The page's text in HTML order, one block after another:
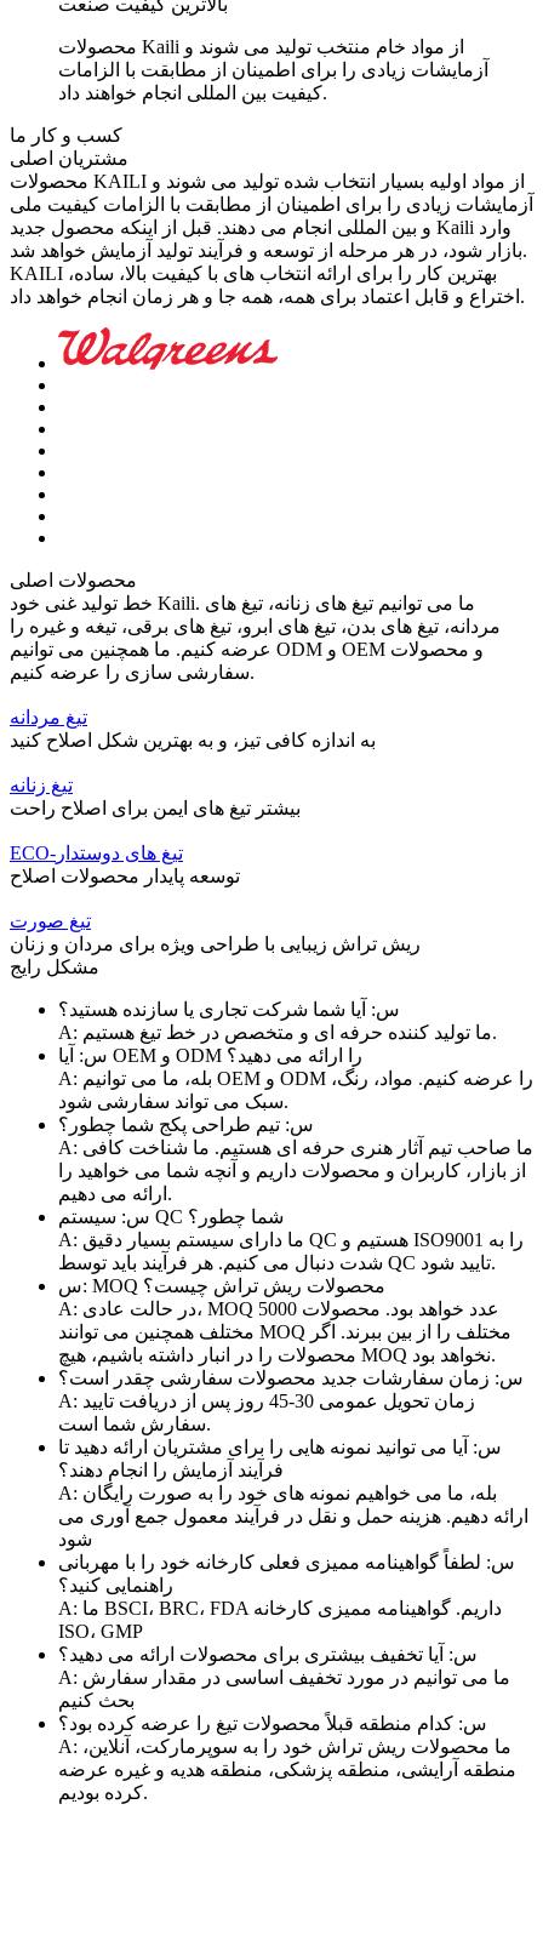
بالاترین کیفیت صنعت
محصولات Kaili از مواد خام منتخب تولید می شوند و
آزمایشات زیادی را برای اطمینان از مطابقت با الزامات
کیفیت بین المللی انجام خواهند داد.
کسب و کار ما
مشتریان اصلی
محصولات KAILI از مواد اولیه بسیار انتخاب شده تولید می شوند و
آزمایشات زیادی را برای اطمینان از مطابقت با الزامات کیفیت ملی
و بین المللی انجام می دهند. قبل از اینکه محصول جدید Kaili وارد
بازار شود، در هر مرحله از توسعه و فرآیند تولید آزمایش خواهد شد.
KAILI بهترین کار را برای ارائه انتخاب های با کیفیت بالا، ساده،
اختراع و قابل اعتماد برای همه، همه جا و هر زمان انجام خواهد داد.
محصولات اصلی
خط تولید غنی خود Kaili. ما می توانیم تیغ های زنانه، تیغ های
مردانه، تیغ های بدن، تیغ های ابرو، تیغ های برقی، تیغه و غیره را
عرضه کنیم. ما همچنین می توانیم ODM و OEM و محصولات
سفارشی سازی را عرضه کنیم.
تیغ مردانه
به اندازه کافی تیز، و به بهترین شکل اصلاح کنید
تیغ زنانه
بیشتر تیغ های ایمن برای اصلاح راحت
ECO-تیغ های دوستدار
توسعه پایدار محصولات اصلاح
تیغ صورت
ریش تراش زیبایی با طراحی ویژه برای مردان و زنان
مشکل رایج
س: آیا شما شرکت تجاری یا سازنده هستید؟
A: ما تولید کننده حرفه ای و متخصص در خط تیغ هستیم.
س: آیا OEM و ODM را ارائه می دهید؟
A: بله، ما می توانیم OEM و ODM را عرضه کنیم. مواد، رنگ،
سبک می تواند سفارشی شود.
س: تیم طراحی پکج شما چطور؟
A: ما صاحب تیم آثار هنری حرفه ای هستیم. ما شناخت کافی
از بازار، کاربران و محصولات داریم و آنچه شما می خواهید را
ارائه می دهیم.
س: سیستم QC شما چطور؟
A: ما دارای سیستم بسیار دقیق QC هستیم و ISO9001 را به
شدت دنبال می کنیم. هر فرآیند باید توسط QC تایید شود.
س: MOQ محصولات ریش تراش چیست؟
A: در حالت عادی، MOQ 5000 عدد خواهد بود. محصولات
مختلف همچنین می توانند MOQ مختلف را از بین ببرند. اگر
محصولات را در انبار داشته باشیم، هیچ MOQ نخواهد بود.
س: زمان سفارشات جدید محصولات سفارشی چقدر است؟
A: زمان تحویل عمومی 30-45 روز پس از دریافت تایید
سفارش شما است.
س: آیا می توانید نمونه هایی را برای مشتریان ارائه دهید تا
فرآیند آزمایش را انجام دهند؟
A: بله، ما می خواهیم نمونه های خود را به صورت رایگان
ارائه دهیم. هزینه حمل و نقل در فرآیند معمول جمع آوری می
شود
س: لطفاً گواهینامه ممیزی فعلی کارخانه خود را با مهربانی
راهنمایی کنید؟
A: ما BSCI، BRC، FDA داریم. گواهینامه ممیزی کارخانه
ISO، GMP
س: آیا تخفیف بیشتری برای محصولات ارائه می دهید؟
A: ما می توانیم در مورد تخفیف اساسی در مقدار سفارش
بحث کنیم
س: کدام منطقه قبلاً محصولات تیغ را عرضه کرده بود؟
A: ما محصولات ریش تراش خود را به سوپرمارکت، آنلاین،
منطقه آرایشی، منطقه پزشکی، منطقه هدیه و غیره عرضه
کرده بودیم.